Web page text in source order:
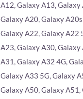
A12, Galaxy A13, Galaxy
Galaxy A20, Galaxy
Galaxy A22, Galaxy A22
A23, Galaxy A30, Galaxy
A31, Galaxy A32 4G,
Galaxy A33 5G, Galaxy
Galaxy A50, Galaxy A51,